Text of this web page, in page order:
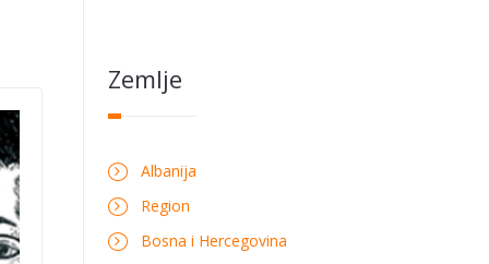
Zemlje
Albanija
Region
Bosna i Hercegovina